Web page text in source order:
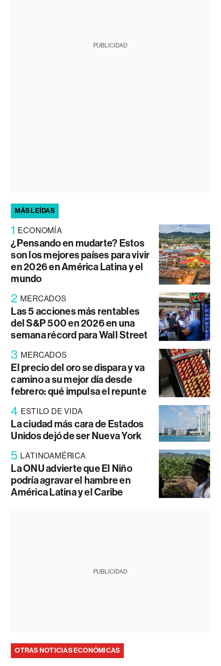
PUBLICIDAD
MÁS LEÍDAS
1 ECONOMÍA
¿Pensando en mudarte? Estos
son los mejores países para vivir
en 2026 en América Latina y el
mundo
2 MERCADOS
Las 5 acciones más rentables
del S&P 500 en 2026 en una
semana récord para Wall Street
3 MERCADOS
El precio del oro se dispara y va
camino a su mejor día desde
febrero: qué impulsa el repunte
4 ESTILO DE VIDA
La ciudad más cara de Estados
Unidos dejó de ser Nueva York
5 LATINOAMÉRICA
La ONU advierte que El Niño
podría agravar el hambre en
América Latina y el Caribe
PUBLICIDAD
OTRAS NOTICIAS ECONÓMICAS